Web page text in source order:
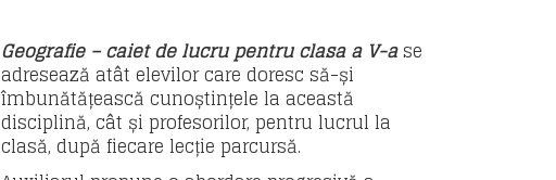
Geografie – caiet de lucru pentru clasa a V-ase
adresează atât elevilor care doresc să-și
îmbunătățească cunoștințele la această
disciplină, cât și profesorilor, pentru lucrul la
clasă, după fiecare lecție parcursă.